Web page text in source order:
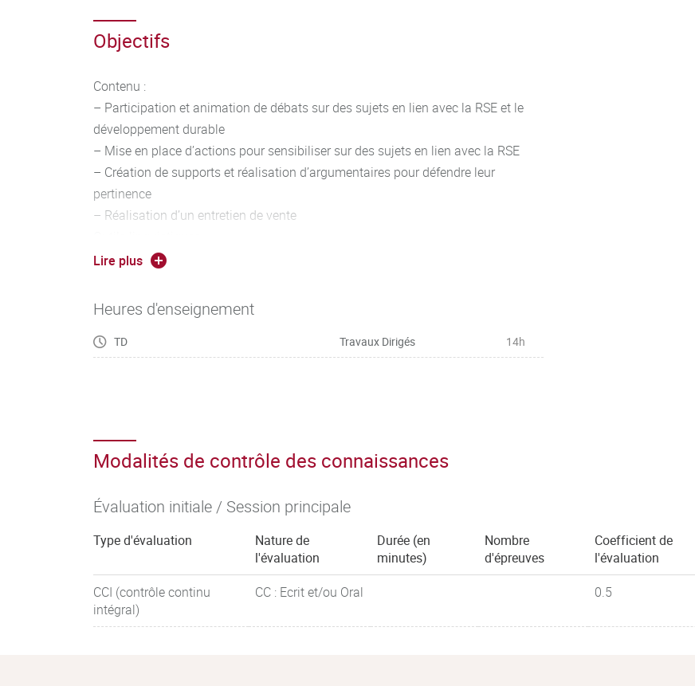
Objectifs
Contenu :
– Participation et animation de débats sur des sujets en lien avec la RSE et le
développement durable
– Mise en place d’actions pour sensibiliser sur des sujets en lien avec la RSE
– Création de supports et réalisation d’argumentaires pour défendre leur
pertinence
– Réalisation d’un entretien de vente
– Travailler entre autres les éléments suivants : conjugaison et emploi des
en contexte, forme interrogative, formules de politesse, possession, comparatifs,
discours direct et indirect, syntaxe
– Veiller à la qualité phonétique et idiomatique de l’expression
– Argumenter et défendre son opinion / ses choix
Lire plus
Heures d'enseignement
TD Travaux Dirigés 14h
Modalités de contrôle des connaissances
Évaluation initiale / Session principale
Type d'évaluation
Nature de
l'évaluation
Durée (en
minutes)
Nombre
d'épreuves
Coefficient de
l'évaluation
CCI (contrôle continu
intégral)
CC : Ecrit et/ou Oral 0.5